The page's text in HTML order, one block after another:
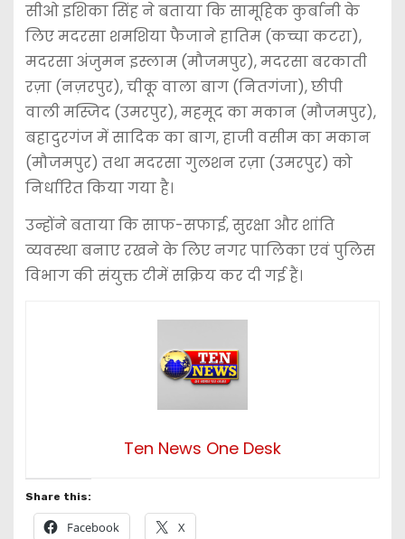
सीओ इशिका सिंह ने बताया कि सामूहिक कुर्बानी के
लिए मदरसा शमशिया फैजाने हातिम (कच्चा कटरा),
मदरसा अंजुमन इस्लाम (मौजमपुर), मदरसा बरकाती
रज़ा (नज़रपुर), चीकू वाला बाग (नितगंजा), छीपी
वाली मस्जिद (उमरपुर), महमूद का मकान (मौजमपुर),
बहादुरगंज में सादिक का बाग, हाजी वसीम का मकान
(मौजमपुर) तथा मदरसा गुलशन रज़ा (उमरपुर) को
निर्धारित किया गया है।
उन्होंने बताया कि साफ-सफाई, सुरक्षा और शांति
व्यवस्था बनाए रखने के लिए नगर पालिका एवं पुलिस
विभाग की संयुक्त टीमें सक्रिय कर दी गई हैं।
Ten News One Desk
Share this:
Facebook X